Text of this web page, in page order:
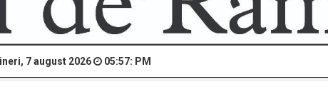
7 august 2026 05:57: PM